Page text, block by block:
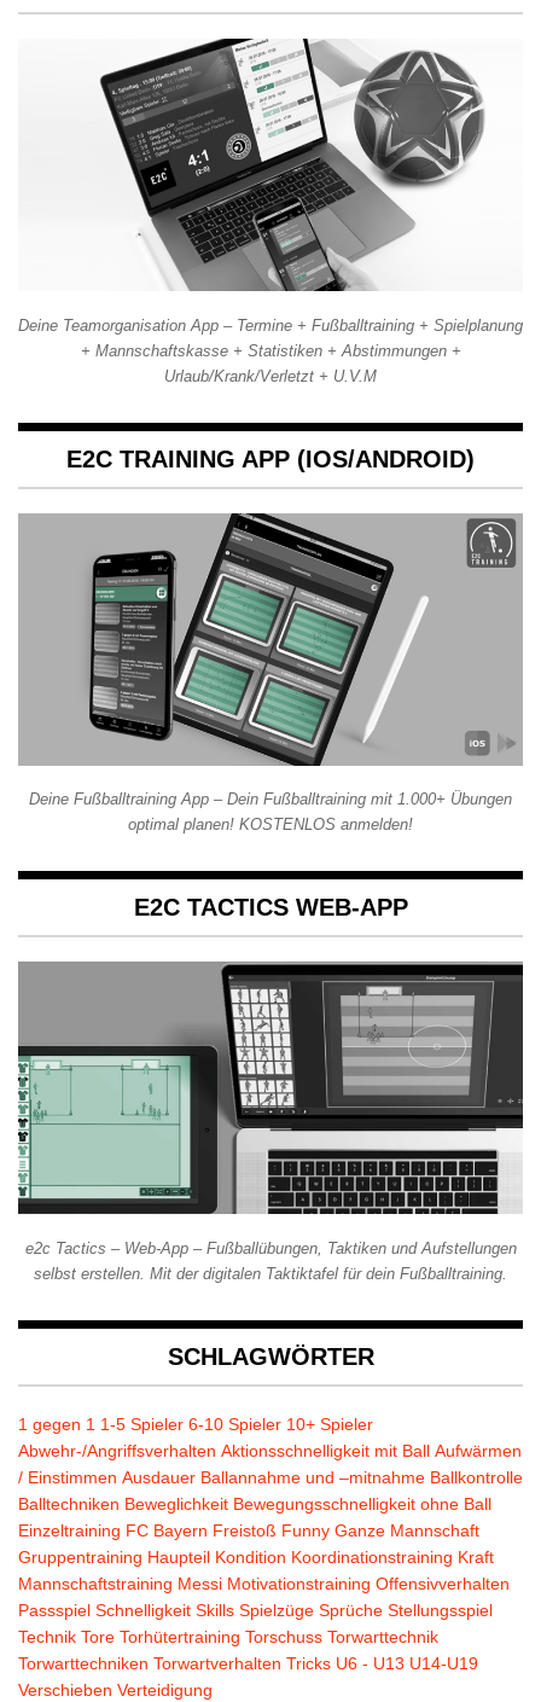
Deine Teamorganisation App – Termine + Fußballtraining + Spielplanung
+ Mannschaftskasse + Statistiken + Abstimmungen +
Urlaub/Krank/Verletzt + U.V.M
E2C TRAINING APP (IOS/ANDROID)
Deine Fußballtraining App – Dein Fußballtraining mit 1.000+ Übungen
optimal planen! KOSTENLOS anmelden!
E2C TACTICS WEB-APP
e2c Tactics – Web-App – Fußballübungen, Taktiken und Aufstellungen
selbst erstellen. Mit der digitalen Taktiktafel für dein Fußballtraining.
SCHLAGWÖRTER
1 gegen 1 1-5 Spieler 6-10 Spieler 10+ Spieler
Abwehr-/Angriffsverhalten Aktionsschnelligkeit mit Ball Aufwärmen
/ Einstimmen Ausdauer Ballannahme und –mitnahme Ballkontrolle
Balltechniken Beweglichkeit Bewegungsschnelligkeit ohne Ball
Einzeltraining FC Bayern Freistoß Funny Ganze Mannschaft
Gruppentraining Haupteil Kondition Koordinationstraining Kraft
Mannschaftstraining Messi Motivationstraining Offensivverhalten
Passspiel Schnelligkeit Skills Spielzüge Sprüche Stellungsspiel
Technik Tore Torhütertraining Torschuss Torwarttechnik
Torwarttechniken Torwartverhalten Tricks U6 - U13 U14-U19
Verschieben Verteidigung